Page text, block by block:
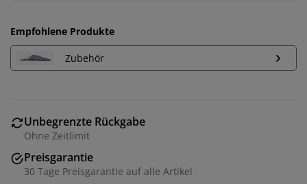
Empfohlene Produkte
Zubehör
Unbegrenzte Rückgabe
Ohne Zeitlimit
Preisgarantie
30 Tage Preisgarantie auf alle Artikel